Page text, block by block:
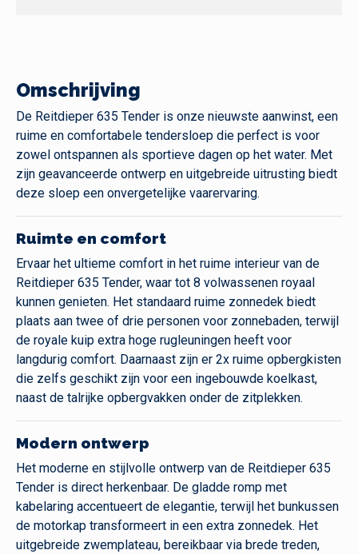
Omschrijving
De Reitdieper 635 Tender is onze nieuwste aanwinst, een
ruime en comfortabele tendersloep die perfect is voor
zowel ontspannen als sportieve dagen op het water. Met
zijn geavanceerde ontwerp en uitgebreide uitrusting biedt
deze sloep een onvergetelijke vaarervaring.
Ruimte en comfort
Ervaar het ultieme comfort in het ruime interieur van de
Reitdieper 635 Tender, waar tot 8 volwassenen royaal
kunnen genieten. Het standaard ruime zonnedek biedt
plaats aan twee of drie personen voor zonnebaden, terwijl
de royale kuip extra hoge rugleuningen heeft voor
langdurig comfort. Daarnaast zijn er 2x ruime opbergkisten
die zelfs geschikt zijn voor een ingebouwde koelkast,
naast de talrijke opbergvakken onder de zitplekken.
Modern ontwerp
Het moderne en stijlvolle ontwerp van de Reitdieper 635
Tender is direct herkenbaar. De gladde romp met
kabelaring accentueert de elegantie, terwijl het bunkussen
de motorkap transformeert in een extra zonnedek. Het
uitgebreide zwemplateau, bereikbaar via brede treden,